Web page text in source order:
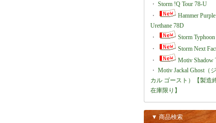
・ Storm !Q Tour 78-U
・
Hammer
Urethane 78D
・
Storm Typhoon
・
Storm Next
・
Motiv Shadow
・ Motiv Jackal Ghost（
カル ゴースト）【製造
在庫限り】
▼ 商品検索